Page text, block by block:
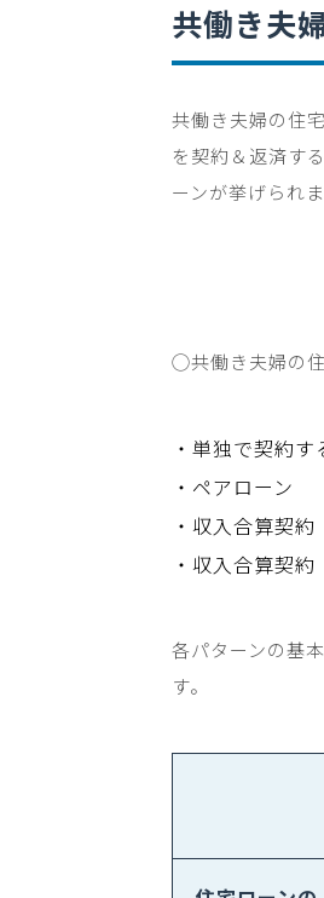
共働き夫
共働き夫婦の住
を契約＆返済す
ーンが挙げられま
◯共働き夫婦の
・単独で契約す
・ペアローン
・収入合算契約
・収入合算契約
各パターンの基
す。